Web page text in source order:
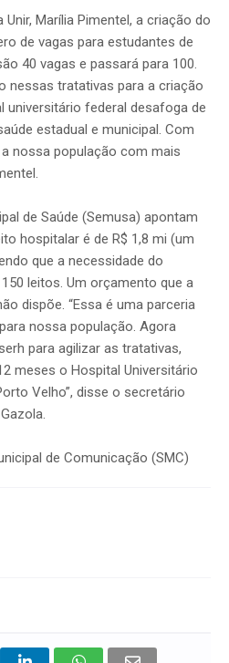
Marília Pimentel, a criação do
de vagas para estudantes de
40 vagas e passará para 100.
nessas tratativas para a criação
universitário federal desafoga de
estadual e municipal. Com
nossa população com mais
de Saúde (Semusa) apontam
hospitalar é de R$ 1,8 mi (um
que a necessidade do
leitos. Um orçamento que a
dispõe. “Essa é uma parceria
nossa população. Agora
para agilizar as tratativas,
meses o Hospital Universitário
Velho”, disse o secretário
de Comunicação (SMC)